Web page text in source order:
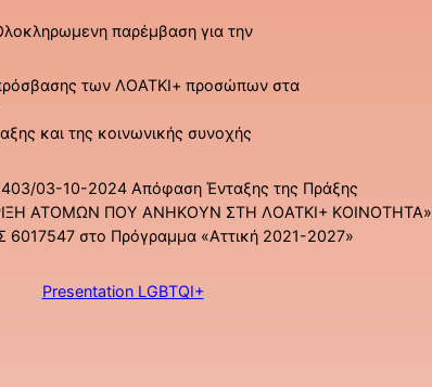
παρέμβαση για την
των ΛΟΑΤΚΙ+ προσώπων στα
και της κοινωνικής συνοχής
03-10-2024 Απόφαση Ένταξης της Πράξης
ΑΤΟΜΩΝ ΠΟΥ ΑΝΗΚΟΥΝ ΣΤΗ ΛΟΑΤΚΙ+ ΚΟΙΝΟΤΗΤΑ»
6017547 στο Πρόγραμμα «Αττική 2021-2027»
Presentation LGBTQI+